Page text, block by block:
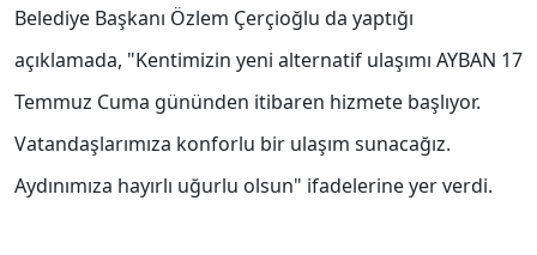
Belediye Başkanı Özlem Çerçioğlu da yaptığı
açıklamada, "Kentimizin yeni alternatif ulaşımı AYBAN 17
Temmuz Cuma gününden itibaren hizmete başlıyor.
Vatandaşlarımıza konforlu bir ulaşım sunacağız.
Aydınımıza hayırlı uğurlu olsun" ifadelerine yer verdi.